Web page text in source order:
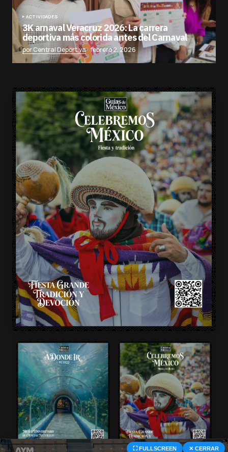
ACTIVIDADES
3K arnaval Veracruz 2026: La carrera
deportiva más colorida antes del Carnaval
por Central Deportiva febrero 2, 2026
⛶ FULLSCREEN ✕ CERRAR